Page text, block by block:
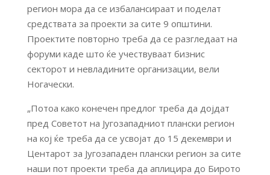
регион мора да се избалансираат и поделат
средствата за проекти за сите 9 општини.
Проектите повторно треба да се разгледаат на
форуми каде што ќе учествуваат бизнис
секторот и невладините организации, вели
Ногачески.
„Потоа како конечен предлог треба да дојдат
пред Советот на Југозападниот плански регион
на кој ќе треба да се усвојат до 15 декември и
Центарот за Југозападен плански регион за сите
наши пот проекти треба да аплицира до Бирото